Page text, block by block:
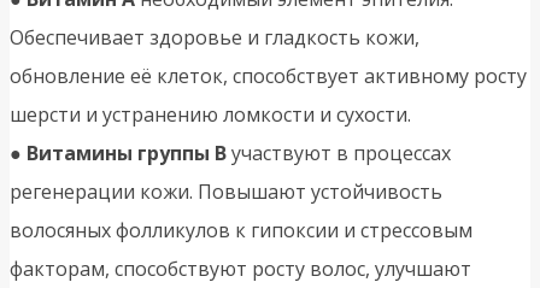
Обеспечивает здоровье и гладкость кожи,
обновление её клеток, способствует активному росту
шерсти и устранению ломкости и сухости.
● Витамины группы Вучаствуют в процессах
регенерации кожи. Повышают устойчивость
волосяных фолликулов к гипоксии и стрессовым
факторам, способствуют росту волос, улучшают